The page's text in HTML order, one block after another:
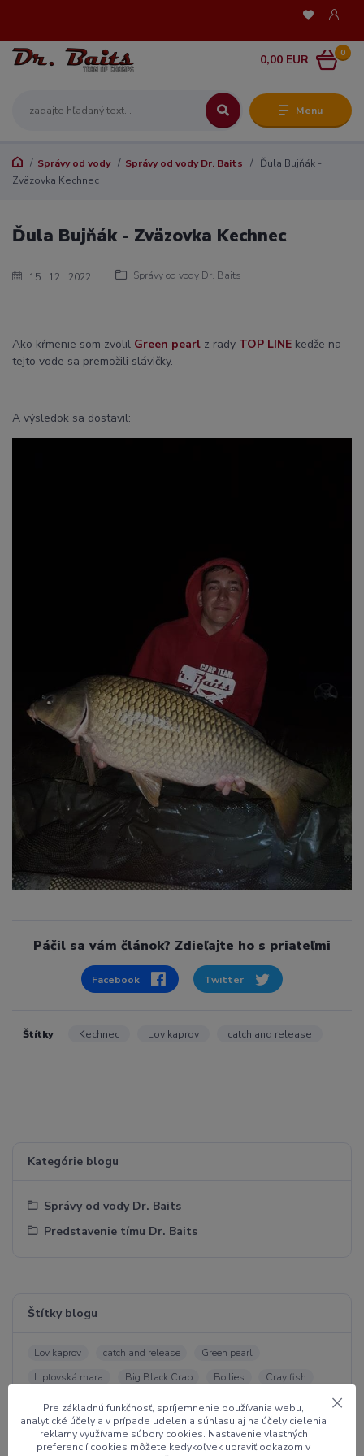
Menu
0
0,00 EUR
Správy od vody Správy od vody Dr. Baits
Ďula Bujňák -
Zväzovka Kechnec
Kategórie blogu
Správy od vody Dr. Baits
Predstavenie tímu Dr. Baits
Štítky blogu
Lov kaprov catch and release
Green pearl
Liptovská mara
Big Black Crab Boilies
Cray fish
Spice Krill Strawberry
Tovačov
Squid Salmon
Dušan Rúčka
Lom v Maďarsku
Kechnec
Zemplínska šírava
Nagykallo Ecsed
carpfishing
15 12 2022 Správy od vody Dr. Baits
Ďula Bujňák - Zväzovka Kechnec
Ako kŕmenie som zvolil Green pearl z rady TOP LINE kedže na
tejto vode sa premožili slávičky.
A výsledok sa dostavil:
Páčil sa vám článok? Zdieľajte ho s priateľmi
Facebook Twitter
Štítky Kechnec Lov kaprov catch and release
Pre základnú funkčnosť, spríjemnenie používania webu,
analytické účely a v prípade udelenia súhlasu aj na účely cielenia
reklamy využívame súbory cookies. Nastavenie vlastných
preferencií cookies môžete kedykoľvek upraviť odkazom v